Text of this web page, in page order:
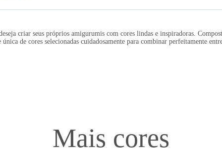
criar seus próprios amigurumis com cores lindas e inspiradoras.
de cores selecionadas cuidadosamente para combinar perfeitamente
Mais cores